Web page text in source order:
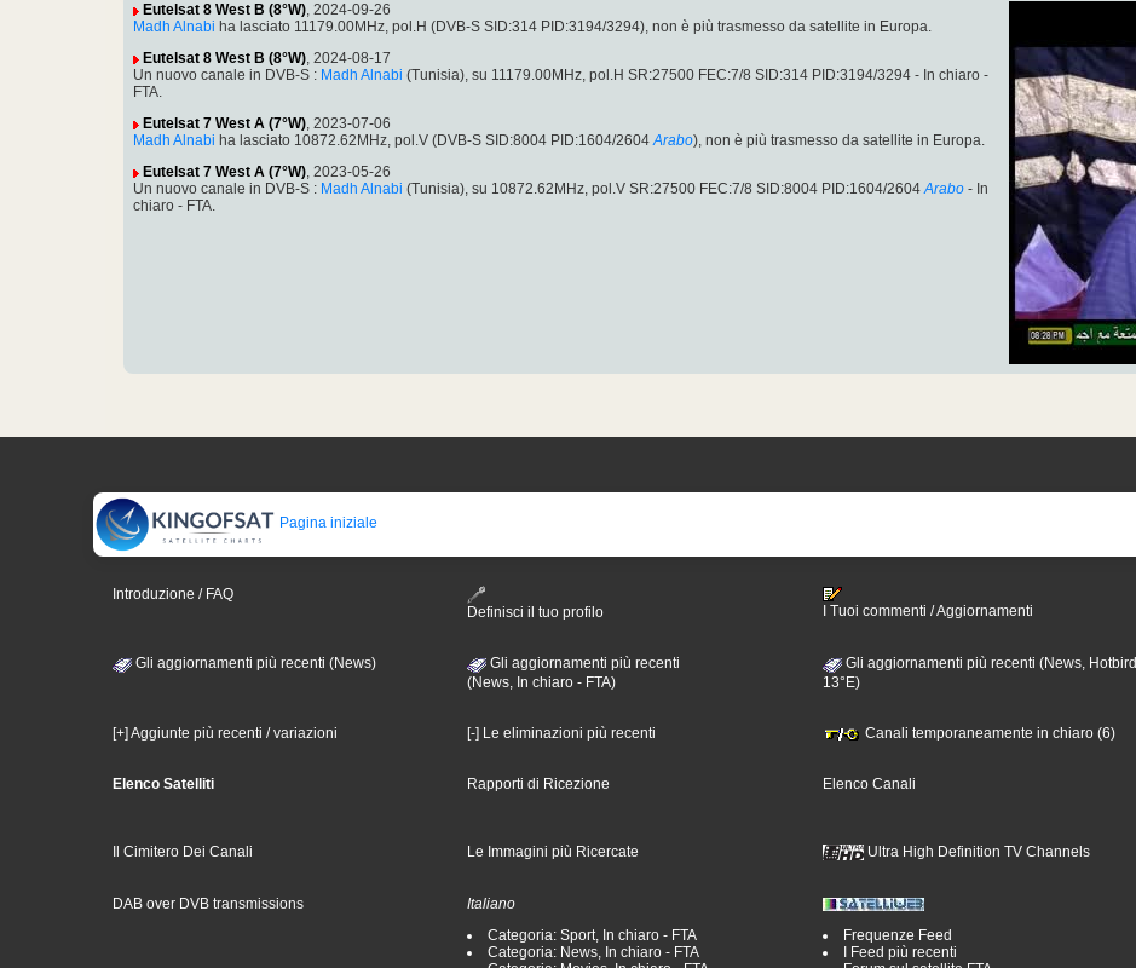
Eutelsat 8 West B (8°W), 2024-09-26
Madh Alnabi ha lasciato 11179.00MHz, pol.H (DVB-S SID:314 PID:3194/3294), non è più trasmesso da satellite in Europa.
Eutelsat 8 West B (8°W), 2024-08-17
Un nuovo canale in DVB-S : Madh Alnabi (Tunisia), su 11179.00MHz, pol.H SR:27500 FEC:7/8 SID:314 PID:3194/3294 - In chiaro -
FTA.
Eutelsat 7 West A (7°W), 2023-07-06
Madh Alnabi ha lasciato 10872.62MHz, pol.V (DVB-S SID:8004 PID:1604/2604 Arabo), non è più trasmesso da satellite in Europa.
Eutelsat 7 West A (7°W), 2023-05-26
Un nuovo canale in DVB-S : Madh Alnabi (Tunisia), su 10872.62MHz, pol.V SR:27500 FEC:7/8 SID:8004 PID:1604/2604 Arabo - In
chiaro - FTA.
Pagina iniziale
Introduzione / FAQ
Definisci il tuo profilo
I Tuoi commenti / Aggiornamenti
Gli aggiornamenti più recenti (News)
Gli aggiornamenti più recenti
(News, In chiaro - FTA)
Gli aggiornamenti più recenti (News, Hotbird
13°E)
[+] Aggiunte più recenti / variazioni [-] Le eliminazioni più recenti Canali temporaneamente in chiaro (6)
Elenco Satelliti Rapporti di Ricezione Elenco Canali
Il Cimitero Dei Canali Le Immagini più Ricercate Ultra High Definition TV Channels
DAB over DVB transmissions
Italiano
Categoria: Sport, In chiaro - FTA
Categoria: News, In chiaro - FTA
Frequenze Feed
I Feed più recenti